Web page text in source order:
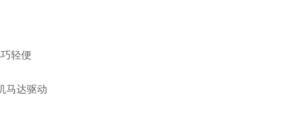
轻便
马达驱动